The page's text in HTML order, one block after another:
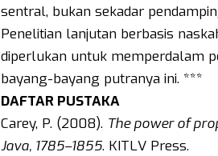
sentral, bukan sekadar
Penelitian lanjutan berbasis
diperlukan untuk memperdalam
bayang-bayang putranya ini. ***
DAFTAR PUSTAKA
Carey, P. (2008). The power of
Java, 1785–1855. KITLV Press.